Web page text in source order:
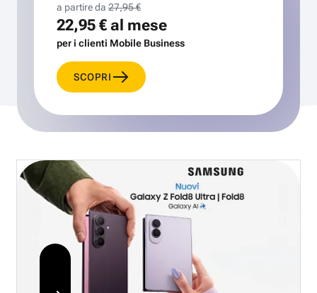
a partire da 27,95 €
22,95 €al mese
per i clienti Mobile Business
SCOPRI